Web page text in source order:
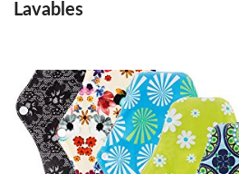
Lavables